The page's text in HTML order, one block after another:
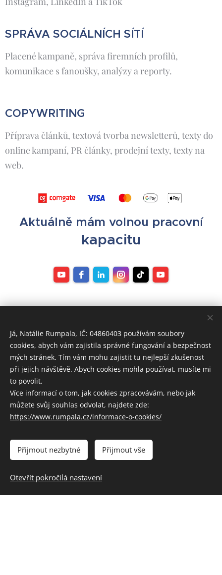
SPRÁVA SOCIÁLNÍCH SÍTÍ
Placené kampaně, správa firemních profilů,
komunikace s fanoušky, analýzy a reporty.
COPYWRITING
Příprava článků, textová tvorba newsletterů, texty do
online kampaní, PR články, prodejní texty, texty na
web.
Aktuálně mám volnou pracovní
kapacitu
Já, Natálie Rumpala, IČ: 04860403 používám soubory
cookies, abych vám zajistila správné fungování a bezpečnost
mých stránek. Tím vám mohu zajistit tu nejlepší zkušenost
při jejich návštěvě. Abych cookies mohla používat, musíte mi
to povolit.
Více informací o tom, jak cookies zpracovávám, nebo jak
můžete svůj souhlas odvolat, najdete zde:
https://www.rumpala.cz/informace-o-cookies/
Přijmout nezbytné Přijmout vše
Otevřít pokročilá nastavení